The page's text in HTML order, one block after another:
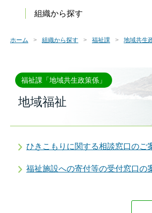
組織から探す
ホーム 組織から探す 福祉課 地域共生
福祉課「地域共生政策係」
地域福祉
ひきこもりに関する相談窓口のご
福祉施設への寄付等の受付窓口の